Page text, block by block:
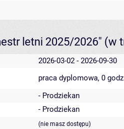
letni 2025/2026" (w
2026-03-02 - 2026-09-30
praca dyplomowa, 0
- Prodziekan
- Prodziekan
(nie masz dostępu)